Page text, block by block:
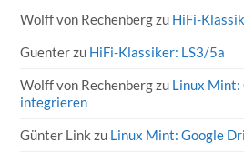
Wolff von Rechenbergzu HiFi-
Guenterzu HiFi-Klassiker: LS3/5a
Wolff von Rechenbergzu Linux Mint:
integrieren
Günter Link zu Linux Mint: Google